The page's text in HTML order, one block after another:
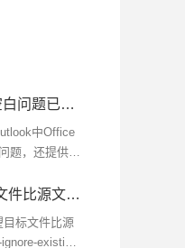
Outlook打开Office文档显示空白问题已修复:附备用方案
中Office
题，还提供了
rsync同步数据时，如果目标文件比源文件还新，则忽略该文件
标文件比源
existing